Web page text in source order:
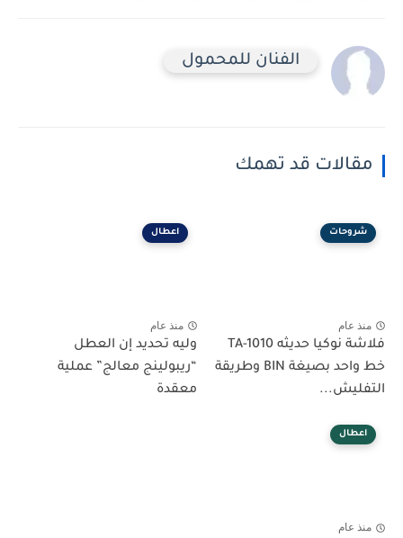
الفنان للمحمول
مقالات قد تهمك
شروحات
منذ عام
فلاشة نوكيا حديثه TA-1010
خط واحد بصيغة BIN وطريقة
التفليش...
اعطال
منذ عام
وليه تحديد إن العطل
“ريبولينج معالج” عملية
معقدة
اعطال
منذ عام